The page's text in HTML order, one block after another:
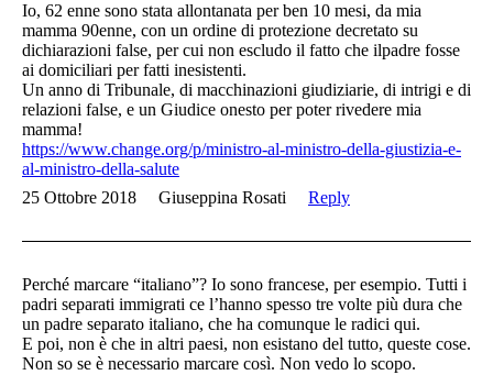
Io, 62 enne sono stata allontanata per ben 10 mesi, da mia
mamma 90enne, con un ordine di protezione decretato su
dichiarazioni false, per cui non escludo il fatto che ilpadre fosse
ai domiciliari per fatti inesistenti.
Un anno di Tribunale, di macchinazioni giudiziarie, di intrigi e di
relazioni false, e un Giudice onesto per poter rivedere mia
mamma!
https://www.change.org/p/ministro-al-ministro-della-giustizia-e-
al-ministro-della-salute
25 Ottobre 2018
Giuseppina Rosati Reply
Perché marcare “italiano”? Io sono francese, per esempio. Tutti i
padri separati immigrati ce l’hanno spesso tre volte più dura che
un padre separato italiano, che ha comunque le radici qui.
E poi, non è che in altri paesi, non esistano del tutto, queste cose.
Non so se è necessario marcare così. Non vedo lo scopo.